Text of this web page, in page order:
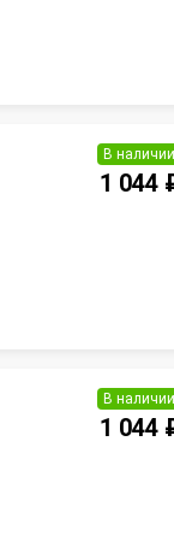
В наличии
1 044
В наличии
1 044